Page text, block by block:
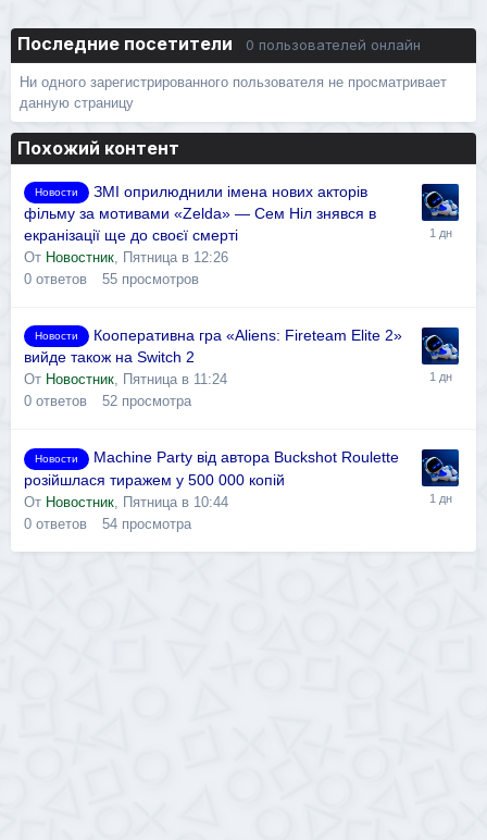
Последние посетители 0 пользователей онлайн
Ни одного зарегистрированного пользователя не просматривает
данную страницу
Похожий контент
Новости
ЗМІ оприлюднили імена нових акторів
фільму за мотивами «Zelda» — Сем Ніл знявся в
екранізації ще до своєї смерті
От Новостник
Пятница в 12:26
0 ответов 55 просмотров
Новости
Кооперативна гра «Aliens: Fireteam Elite 2»
вийде також на Switch 2
От Новостник, Пятница в 11:24
0 ответов 52 просмотра
Новости
Machine Party від автора Buckshot Roulette
розійшлася тиражем у 500 000 копій
От Новостник Пятница в 10:44
0 ответов 54 просмотра